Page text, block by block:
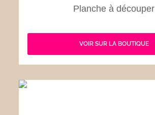
Planche à découper
VOIR SUR LA BOUTIQUE